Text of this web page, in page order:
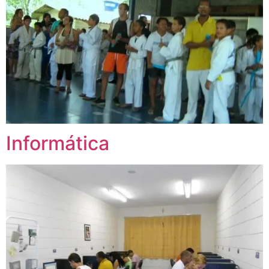
Informática